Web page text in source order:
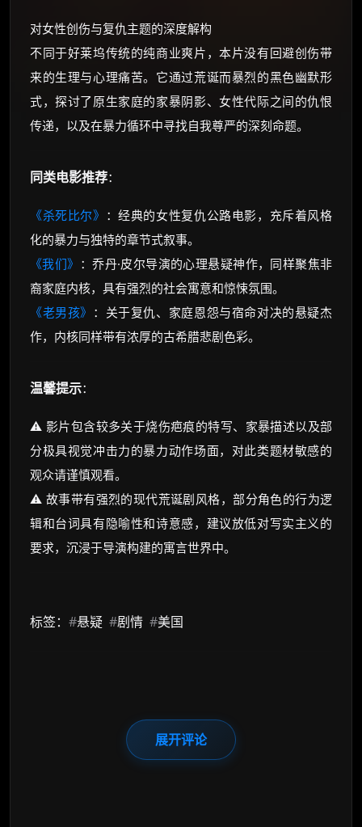
对女性创伤与复仇主题的深度解构
不同于好莱坞传统的纯商业爽片，本片没有回避创伤带
来的生理与心理痛苦。它通过荒诞而暴烈的黑色幽默形
式，探讨了原生家庭的家暴阴影、女性代际之间的仇恨
传递，以及在暴力循环中寻找自我尊严的深刻命题。
同类电影推荐：
《杀死比尔》 ：经典的女性复仇公路电影，充斥着风格
化的暴力与独特的章节式叙事。
《我们》 ：乔丹·皮尔导演的心理悬疑神作，同样聚焦非
裔家庭内核，具有强烈的社会寓意和惊悚氛围。
《老男孩》 ：关于复仇、家庭恩怨与宿命对决的悬疑杰
作，内核同样带有浓厚的古希腊悲剧色彩。
温馨提示：
⚠️ 影片包含较多关于烧伤疤痕的特写、家暴描述以及部
分极具视觉冲击力的暴力动作场面，对此类题材敏感的
观众请谨慎观看。
⚠️ 故事带有强烈的现代荒诞剧风格，部分角色的行为逻
辑和台词具有隐喻性和诗意感，建议放低对写实主义的
要求，沉浸于导演构建的寓言世界中。
标签： #悬疑 #剧情 #美国
展开评论